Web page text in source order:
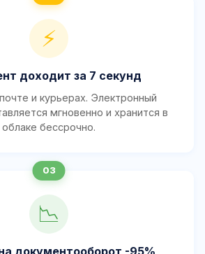
⚡
доходит за 7 секунд
и курьерах. Электронный
мгновенно и хранится в
облаке бессрочно.
📉